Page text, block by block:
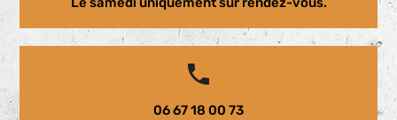
06 67 18 00 73